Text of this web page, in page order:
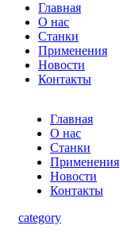
Главная
О нас
Станки
Применения
Новости
Контакты
Главная
О нас
Станки
Применения
Новости
Контакты
category